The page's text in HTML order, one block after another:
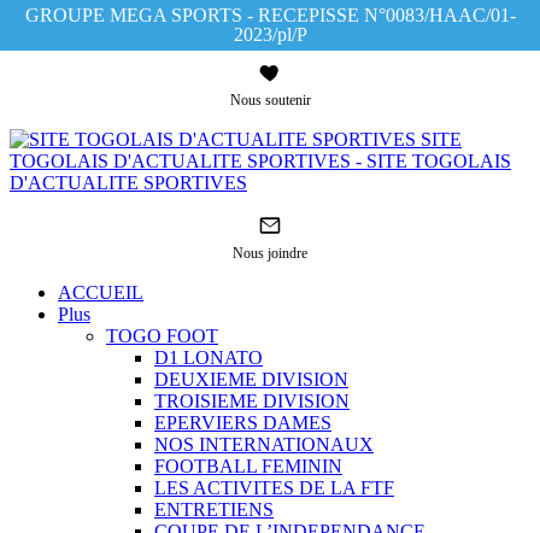
GROUPE MEGA SPORTS - RECEPISSE N°0083/HAAC/01-
2023/pl/P
Nous soutenir
SITE
TOGOLAIS D'ACTUALITE SPORTIVES - SITE TOGOLAIS
D'ACTUALITE SPORTIVES
Nous joindre
ACCUEIL
Plus
TOGO FOOT
D1 LONATO
DEUXIEME DIVISION
TROISIEME DIVISION
EPERVIERS DAMES
NOS INTERNATIONAUX
FOOTBALL FEMININ
LES ACTIVITES DE LA FTF
ENTRETIENS